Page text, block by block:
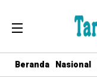
Beranda Nasional